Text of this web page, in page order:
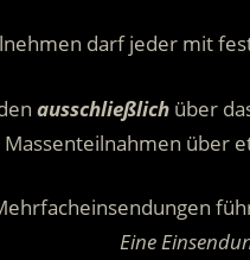
darf jeder mit
ausschließlichüber
über
Eine